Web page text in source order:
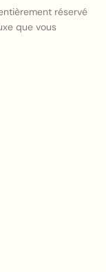
réservé
que vous